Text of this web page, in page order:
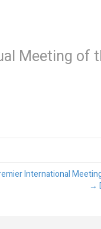
Meeting of